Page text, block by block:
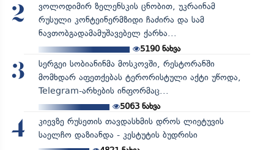
2
ვოლოდიმირ ზელენსკის ცნობით, უკრაინამ
რუსული კონტეინერმზიდი ჩაძირა და სამ
ნავთობგადამამუშავებელ ქარხა...
5190ნახვა
3
სერგეი სობიანინმა მოსკოვში, რესტორანში
მომხდარ აფეთქებას ტერორისტული აქტი უწოდა,
Telegram-არხების ინფორმაც...
5063ნახვა
4
კიევზე რუსეთის თავდასხმის დროს ლიეტუვის
საელჩო დაზიანდა - კესტუტის ბუდრისი